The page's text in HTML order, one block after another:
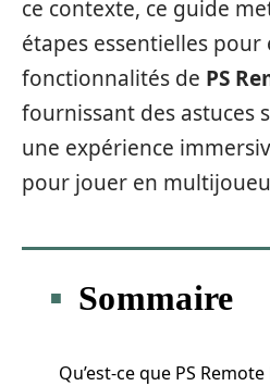
ce contexte, ce guide
étapes essentielles
fonctionnalités de PS
fournissant des astuces
une expérience
pour jouer en
Sommaire
Qu’est-ce que PS